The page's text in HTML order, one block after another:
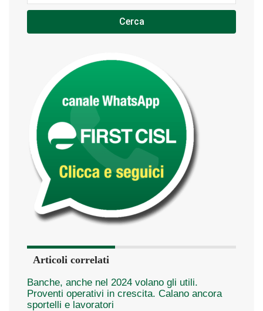
Cerca
Articoli correlati
Banche, anche nel 2024 volano gli utili.
Proventi operativi in crescita. Calano ancora
sportelli e lavoratori